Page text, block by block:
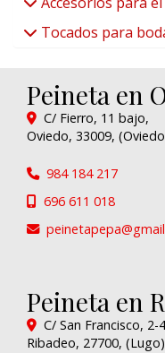
Tocados para
Peineta en
C/ Fierro, 11 bajo,
Oviedo, 33009,
984 184 217
696 611 018
peinetapepa
Peineta en
C/ San Francisco, 2-
Ribadeo, 27700, (Lugo)